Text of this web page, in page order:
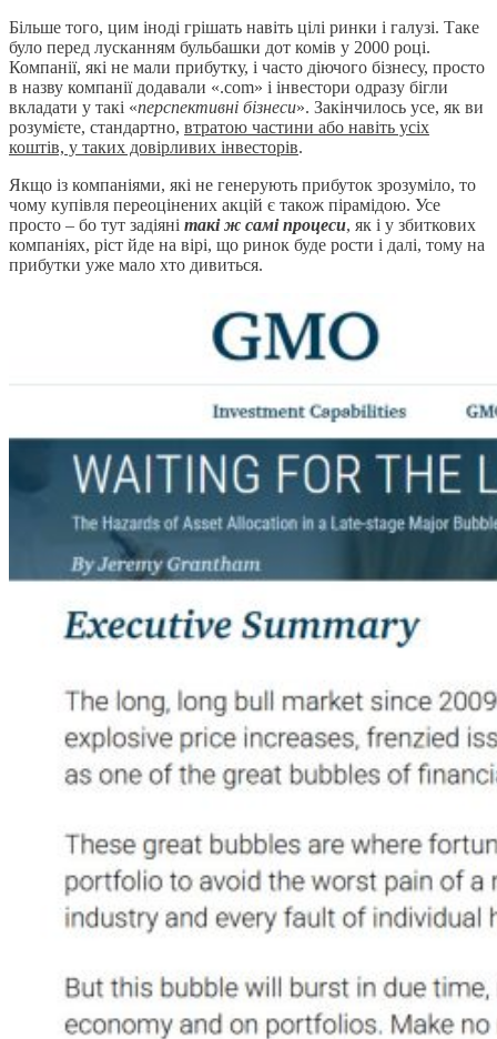
Більше того, цим іноді грішать навіть цілі ринки і галузі. Таке
було перед лусканням бульбашки дот комів у 2000 році.
Компанії, які не мали прибутку, і часто діючого бізнесу, просто
в назву компанії додавали «.com» і інвестори одразу бігли
вкладати у такі «перспективні бізнеси». Закінчилось усе, як ви
розумієте, стандартно, втратою частини або навіть усіх
коштів, у таких довірливих інвесторів.
Якщо із компаніями, які не генерують прибуток зрозуміло, то
чому купівля переоцінених акцій є також пірамідою. Усе
просто – бо тут задіяні такі ж самі процеси, як і у збиткових
компаніях, ріст йде на вірі, що ринок буде рости і далі, тому на
прибутки уже мало хто дивиться.